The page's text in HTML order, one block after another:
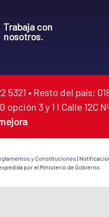
Trabaja con
nosotros.
• Resto del país:
3 y 1 I Calle 12C
y Constituciones |
por el Ministerio de Gobierno.